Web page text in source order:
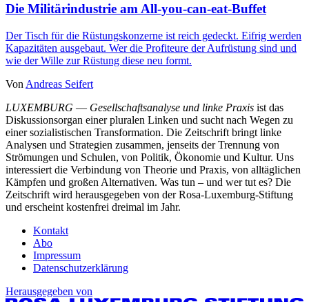
Die Militärindustrie am All-you-can-eat-Buffet
Der Tisch für die Rüstungskonzerne ist reich gedeckt. Eifrig werden
Kapazitäten ausgebaut. Wer die Profiteure der Aufrüstung sind und
wie der Wille zur Rüstung diese neu formt.
Von Andreas Seifert
LUXEMBURG — Gesellschaftsanalyse und linke Praxis ist das
Diskussionsorgan einer pluralen Linken und sucht nach Wegen zu
einer sozialistischen Transformation. Die Zeitschrift bringt linke
Analysen und Strategien zusammen, jenseits der Trennung von
Strömungen und Schulen, von Politik, Ökonomie und Kultur. Uns
interessiert die Verbindung von Theorie und Praxis, von alltäglichen
Kämpfen und großen Alternativen. Was tun – und wer tut es? Die
Zeitschrift wird herausgegeben von der Rosa-Luxemburg-Stiftung
und erscheint kostenfrei dreimal im Jahr.
Kontakt
Abo
Impressum
Datenschutzerklärung
Herausgegeben von